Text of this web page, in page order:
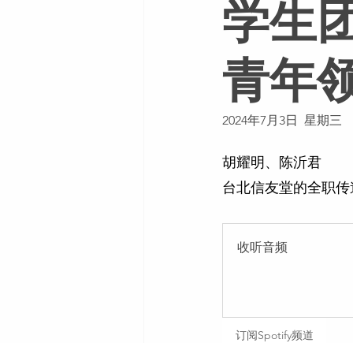
圣经辅导 校园事工
学生
青年
2024年7月3日  星期三
胡耀明、陈沂君
台北信友堂的全职
收听音频
订阅Spotify频道